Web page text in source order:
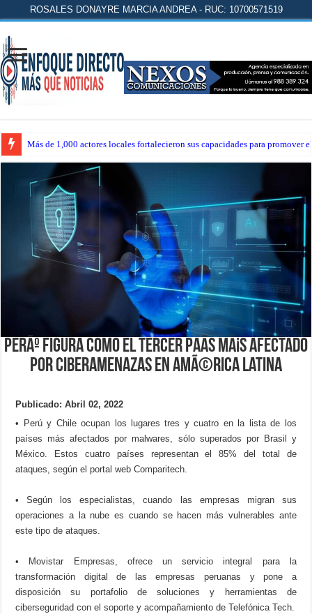
ROSALES DONAYRE MARCIA ANDREA - RUC: 10700571519
Más de 1,000 actores locales fortalecieron sus capacidades para promover
PerÃº figura como el tercer paÃ­s mÃ¡s afectado
por ciberamenazas en AmÃ©rica Latina
Publicado: Abril 02, 2022
• Perú y Chile ocupan los lugares tres y cuatro en la lista de los
países más afectados por malwares, sólo superados por Brasil y
México. Estos cuatro países representan el 85% del total de
ataques, según el portal web Comparitech.
• Según los especialistas, cuando las empresas migran sus
operaciones a la nube es cuando se hacen más vulnerables ante
este tipo de ataques.
• Movistar Empresas, ofrece un servicio integral para la
transformación digital de las empresas peruanas y pone a
disposición su portafolio de soluciones y herramientas de
ciberseguridad con el soporte y acompañamiento de Telefónica Tech.